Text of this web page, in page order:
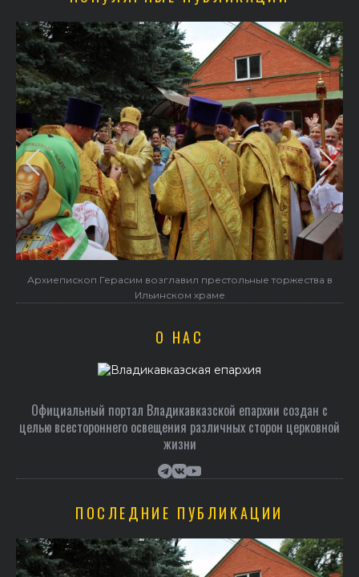
Архиепископ Герасим возглавил престольные торжества в
Ильинском храме
О НАС
Официальный портал Владикавказской епархии создан c
целью всестороннего освещения различных сторон церковной
жизни
ПОСЛЕДНИЕ ПУБЛИКАЦИИ